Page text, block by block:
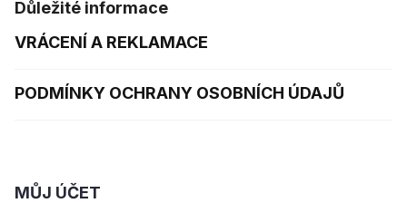
Důležité informace
VRÁCENÍ A REKLAMACE
PODMÍNKY OCHRANY OSOBNÍCH ÚDAJŮ
MŮJ ÚČET